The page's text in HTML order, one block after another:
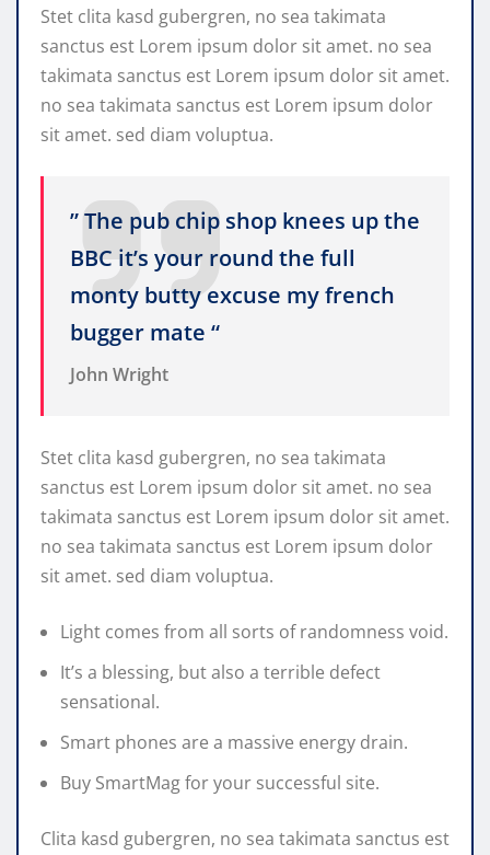
Stet clita kasd gubergren, no sea takimata
sanctus est Lorem ipsum dolor sit amet. no sea
takimata sanctus est Lorem ipsum dolor sit amet.
no sea takimata sanctus est Lorem ipsum dolor
sit amet. sed diam voluptua.
” The pub chip shop knees up the
BBC it’s your round the full
monty butty excuse my french
bugger mate “
John Wright
Stet clita kasd gubergren, no sea takimata
sanctus est Lorem ipsum dolor sit amet. no sea
takimata sanctus est Lorem ipsum dolor sit amet.
no sea takimata sanctus est Lorem ipsum dolor
sit amet. sed diam voluptua.
Light comes from all sorts of randomness void.
It’s a blessing, but also a terrible defect
sensational.
Smart phones are a massive energy drain.
Buy SmartMag for your successful site.
Clita kasd gubergren, no sea takimata sanctus est